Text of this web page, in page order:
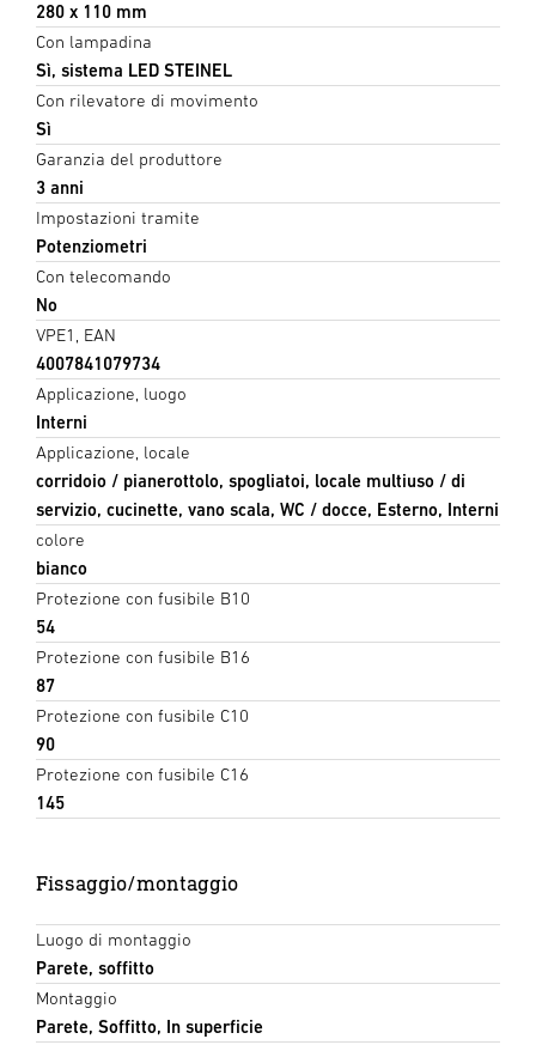
280 x 110 mm
Con lampadina
Sì, sistema LED STEINEL
Con rilevatore di movimento
Sì
Garanzia del produttore
3 anni
Impostazioni tramite
Potenziometri
Con telecomando
No
VPE1, EAN
4007841079734
Applicazione, luogo
Interni
Applicazione, locale
corridoio / pianerottolo, spogliatoi, locale multiuso / di
servizio, cucinette, vano scala, WC / docce, Esterno, Interni
colore
bianco
Protezione con fusibile B10
54
Protezione con fusibile B16
87
Protezione con fusibile C10
90
Protezione con fusibile C16
145
Fissaggio/montaggio
Luogo di montaggio
Parete, soffitto
Montaggio
Parete, Soffitto, In superficie